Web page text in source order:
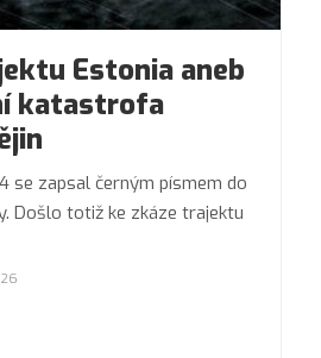
Estonia aneb
katastrofa
se zapsal černým písmem do
Došlo totiž ke zkáze trajektu